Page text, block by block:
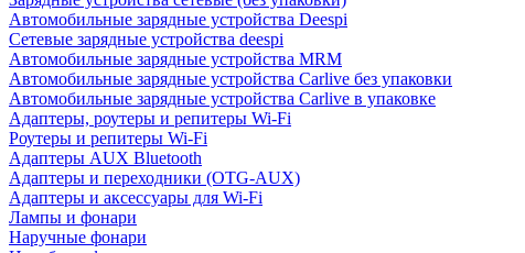
Автомобильные зарядные устройства Deespi
Сетевые зарядные устройства deespi
Автомобильные зарядные устройства MRM
Автомобильные зарядные устройства Carlive без упаковки
Автомобильные зарядные устройства Carlive в упаковке
Адаптеры, роутеры и репитеры Wi-Fi
Роутеры и репитеры Wi-Fi
Адаптеры AUX Bluetooth
Адаптеры и переходники (OTG-AUX)
Адаптеры и аксессуары для Wi-Fi
Лампы и фонари
Наручные фонари